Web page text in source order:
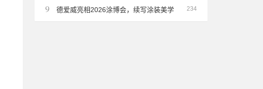
“好房子”赛道的“创新协奏曲”
234
9
德爱威亮相2026涂博会，续写涂装美学